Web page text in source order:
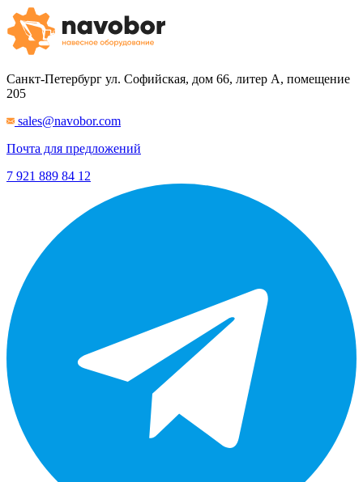
Санкт-Петербург ул. Софийская, дом 66, литер А, помещение
205
sales@navobor.com
Почта для предложений
7 921 889 84 12